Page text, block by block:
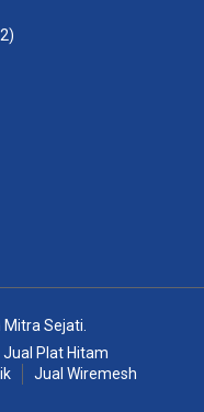
Sejati.
Jual Plat Hitam
Jual Wiremesh